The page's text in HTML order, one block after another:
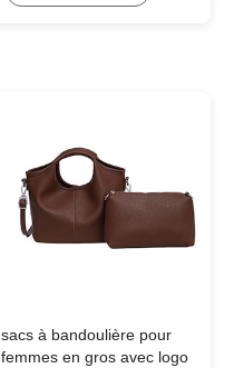
sacs à bandoulière pour
femmes en gros avec logo